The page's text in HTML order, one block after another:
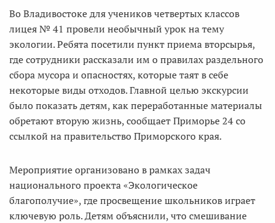
Во Владивостоке для учеников четвертых классов
лицея № 41 провели необычный урок на тему
экологии. Ребята посетили пункт приема вторсырья,
где сотрудники рассказали им о правилах раздельного
сбора мусора и опасностях, которые таят в себе
некоторые виды отходов. Главной целью экскурсии
было показать детям, как переработанные материалы
обретают вторую жизнь, сообщает Приморье 24 со
ссылкой на правительство Приморского края.
Мероприятие организовано в рамках задач
национального проекта «Экологическое
благополучие», где просвещение школьников играет
ключевую роль. Детям объяснили, что смешивание